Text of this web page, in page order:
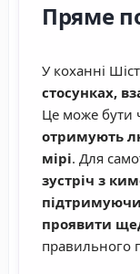
Пряме
У коханні
стосунках,
Це може бути
отримують
мірі. Для
зустріч з
проявити
правильного